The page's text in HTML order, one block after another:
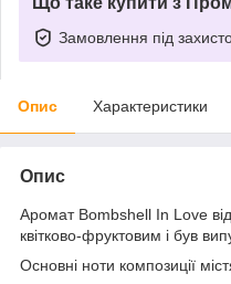
Замовлення під
Опис Характеристики
Опис
Аромат Bombshell In Love
квітково-фруктовим і був
Основні ноти композиції